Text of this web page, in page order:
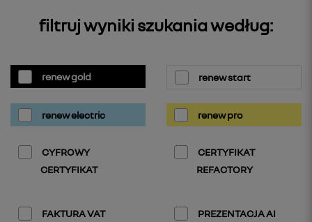
filtruj wyniki szukania według:
renew gold renew start
renew electric renew pro
CYFROWY
CERTYFIKAT
CERTYFIKAT
REFACTORY
FAKTURA VAT PREZENTACJA AI